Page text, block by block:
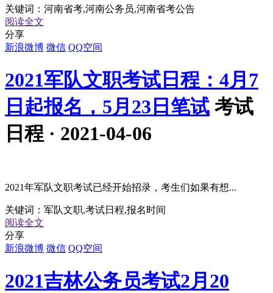
关键词： 河南省考,河南公务员,河南省考公告
阅读全文
分享
新浪微博 微信 QQ空间
2021军队文职考试日程：4月7
日起报名，5月23日笔试 考试
日程 · 2021-04-06
2021年军队文职考试已经开始招录，考生们如果有想...
关键词： 军队文职,考试日程,报名时间
阅读全文
分享
新浪微博 微信 QQ空间
2021吉林公务员考试2月20